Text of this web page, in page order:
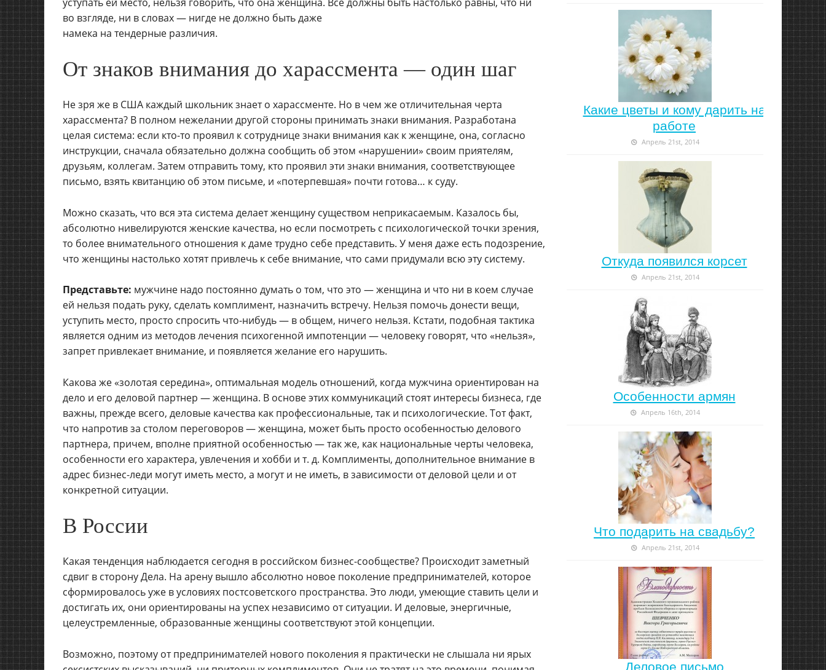
во взгляде, ни в словах — нигде не должно быть даже
намека на тендерные различия.
От знаков внимания до харассмента — один шаг
Не зря же в США каждый школьник знает о харассменте. Но в чем же отличительная черта
харассмента? В полном нежелании другой стороны принимать знаки внимания. Разработана
целая система: если кто-то проявил к сотруднице знаки внимания как к женщине, она, согласно
инструкции, сначала обязательно должна сообщить об этом «нарушении» своим приятелям,
друзьям, коллегам. Затем отправить тому, кто проявил эти знаки внимания, соответствующее
письмо, взять квитанцию об этом письме, и «потерпевшая» почти готова… к суду.
Можно сказать, что вся эта система делает женщину существом неприкасаемым. Казалось бы,
абсолютно нивелируются женские качества, но если посмотреть с психологической точки зрения,
то более внимательного отношения к даме трудно себе представить. У меня даже есть подозрение,
что женщины настолько хотят привлечь к себе внимание, что сами придумали всю эту систему.
Представьте: мужчине надо постоянно думать о том, что это — женщина и что ни в коем случае
ей нельзя подать руку, сделать комплимент, назначить встречу. Нельзя помочь донести вещи,
уступить место, просто спросить что-нибудь — в общем, ничего нельзя. Кстати, подобная тактика
является одним из методов лечения психогенной импотенции — человеку говорят, что «нельзя»,
запрет привлекает внимание, и появляется желание его нарушить.
Какова же «золотая середина», оптимальная модель отношений, когда мужчина ориентирован на
дело и его деловой партнер — женщина. В основе этих коммуникаций стоят интересы бизнеса, где
важны, прежде всего, деловые качества как профессиональные, так и психологические. Тот факт,
что напротив за столом переговоров — женщина, может быть просто особенностью делового
партнера, причем, вполне приятной особенностью — так же, как национальные черты человека,
особенности его характера, увлечения и хобби и т. д. Комплименты, дополнительное внимание в
адрес бизнес-леди могут иметь место, а могут и не иметь, в зависимости от деловой цели и от
конкретной ситуации.
В России
Какая тенденция наблюдается сегодня в российском бизнес-сообществе? Происходит заметный
сдвиг в сторону Дела. На арену вышло абсолютно новое поколение предпринимателей, которое
сформировалось уже в условиях постсоветского пространства. Это люди, умеющие ставить цели и
достигать их, они ориентированы на успех независимо от ситуации. И деловые, энергичные,
целеустремленные, образованные женщины соответствуют этой концепции.
Возможно, поэтому от предпринимателей нового поколения я практически не слышала ни ярых
Какие цветы и кому дарить на
работе
Апрель 21st, 2014
Откуда появился корсет
Апрель 21st, 2014
Особенности армян
Апрель 16th, 2014
Что подарить на свадьбу?
Апрель 21st, 2014
Деловое письмо